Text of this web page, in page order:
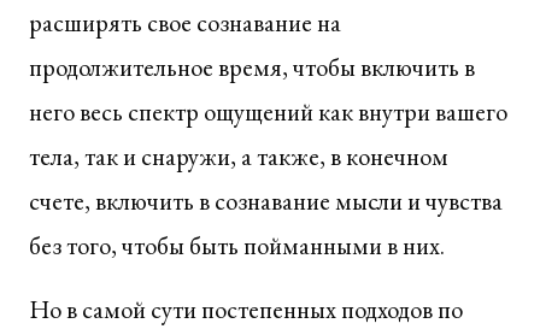
расширять свое сознавание на
продолжительное время, чтобы включить в
него весь спектр ощущений как внутри вашего
тела, так и снаружи, а также, в конечном
счете, включить в сознавание мысли и чувства
без того, чтобы быть пойманными в них.
Но в самой сути постепенных подходов по